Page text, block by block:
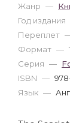
Жанр —
Год издания
Переплет
Формат —
Серия —
ISBN —
Язык —